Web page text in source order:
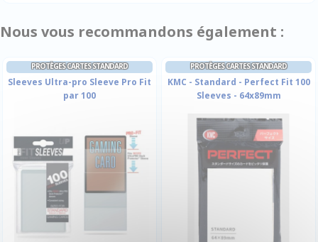
Nous vous recommandons également :
PROTÈGES CARTES STANDARD
Sleeves Ultra-pro Sleeve Pro Fit
par 100
PROTÈGES CARTES STANDARD
KMC - Standard - Perfect Fit 100
Sleeves - 64x89mm